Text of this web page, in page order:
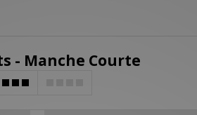
- Manche Courte